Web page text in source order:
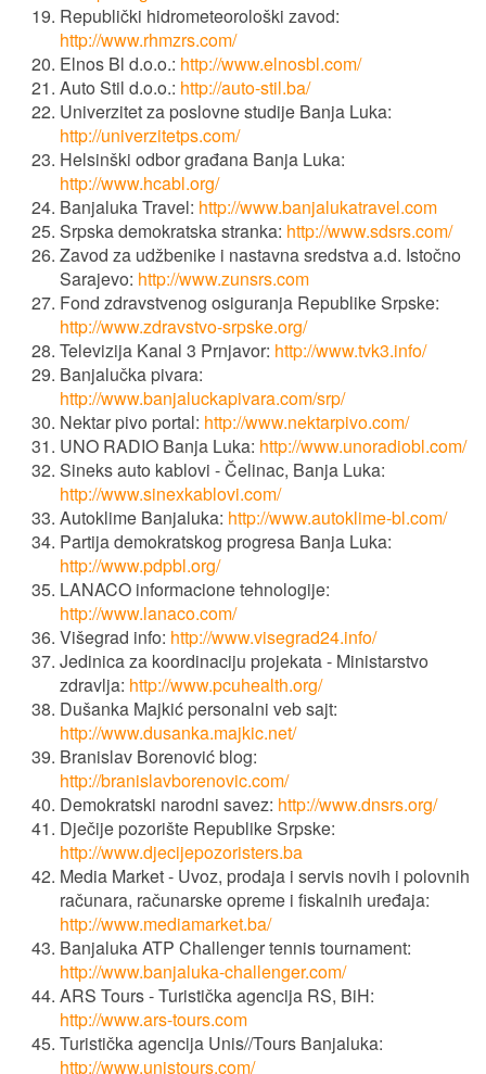
Republički hidrometeorološki zavod:
http://www.rhmzrs.com/
Elnos Bl d.o.o.: http://www.elnosbl.com/
Auto Stil d.o.o.: http://auto-stil.ba/
Univerzitet za poslovne studije Banja Luka:
http://univerzitetps.com/
Helsinški odbor građana Banja Luka:
http://www.hcabl.org/
Banjaluka Travel: http://www.banjalukatravel.com
Srpska demokratska stranka: http://www.sdsrs.com/
Zavod za udžbenike i nastavna sredstva a.d. Istočno
Sarajevo: http://www.zunsrs.com
Fond zdravstvenog osiguranja Republike Srpske:
http://www.zdravstvo-srpske.org/
Televizija Kanal 3 Prnjavor: http://www.tvk3.info/
Banjalučka pivara:
http://www.banjaluckapivara.com/srp/
Nektar pivo portal: http://www.nektarpivo.com/
UNO RADIO Banja Luka: http://www.unoradiobl.com/
Sineks auto kablovi - Čelinac, Banja Luka:
http://www.sinexkablovi.com/
Autoklime Banjaluka: http://www.autoklime-bl.com/
Partija demokratskog progresa Banja Luka:
http://www.pdpbl.org/
LANACO informacione tehnologije:
http://www.lanaco.com/
Višegrad info: http://www.visegrad24.info/
Jedinica za koordinaciju projekata - Ministarstvo
zdravlja: http://www.pcuhealth.org/
Dušanka Majkić personalni veb sajt:
http://www.dusanka.majkic.net/
Branislav Borenović blog:
http://branislavborenovic.com/
Demokratski narodni savez: http://www.dnsrs.org/
Dječije pozorište Republike Srpske:
http://www.djecijepozoristers.ba
Media Market - Uvoz, prodaja i servis novih i polovnih
računara, računarske opreme i fiskalnih uređaja:
http://www.mediamarket.ba/
Banjaluka ATP Challenger tennis tournament:
http://www.banjaluka-challenger.com/
ARS Tours - Turistička agencija RS, BiH:
http://www.ars-tours.com
Turistička agencija Unis//Tours Banjaluka:
http://www.unistours.com/